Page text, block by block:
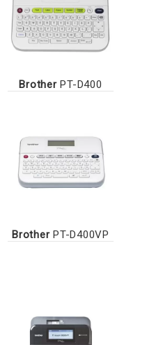
BrotherPT-D400
BrotherPT-D400VP